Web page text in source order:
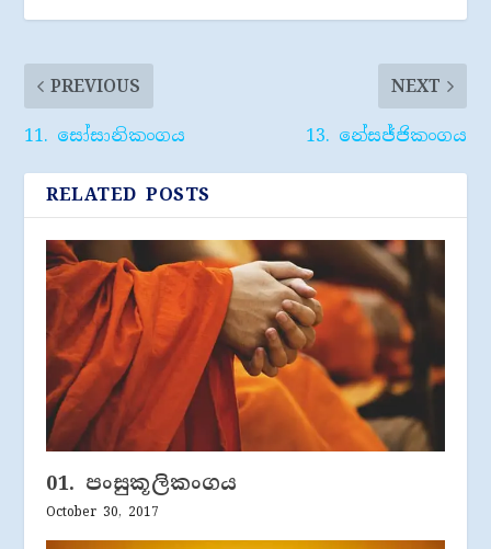
PREVIOUS
11. සෝසානිකංගය
NEXT
13. නේසජ්ජිකංගය
RELATED POSTS
01. පංසුකූලිකංගය
October 30, 2017